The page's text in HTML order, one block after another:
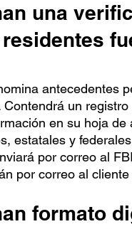
una
antecedentes
un
en su hoja
estatales y
por correo al
por correo al
formato